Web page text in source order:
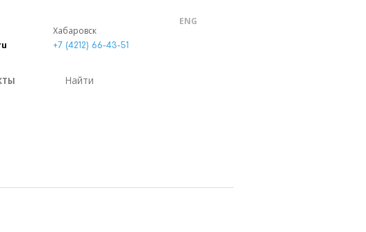
Хабаровск
+7 (4212) 66-43-51
ENG